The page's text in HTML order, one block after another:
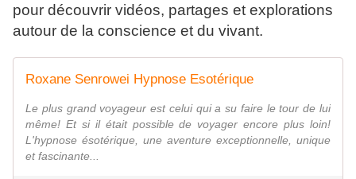
pour découvrir vidéos, partages et explorations
autour de la conscience et du vivant.
Roxane Senrowei Hypnose Esotérique
Le plus grand voyageur est celui qui a su faire le tour de lui
même! Et si il était possible de voyager encore plus loin!
L'hypnose ésotérique, une aventure exceptionnelle, unique
et fascinante...